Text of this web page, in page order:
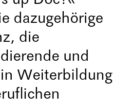
dazugehörige
die
und
Weiterbildung